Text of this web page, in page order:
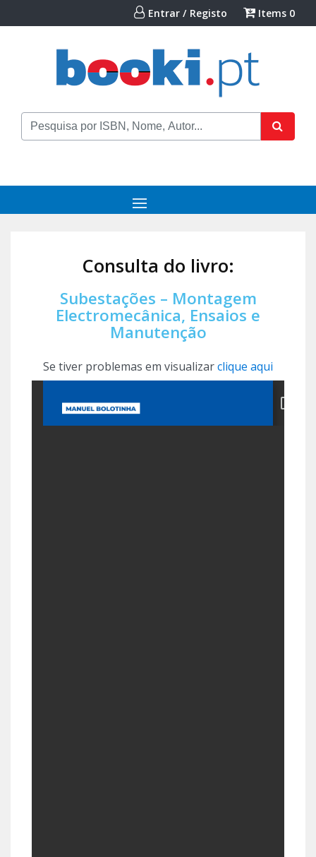
Entrar / Registo Items 0
Consulta do livro:
Subestações – Montagem
Electromecânica, Ensaios e
Manutenção
Se tiver problemas em visualizarclique aqui